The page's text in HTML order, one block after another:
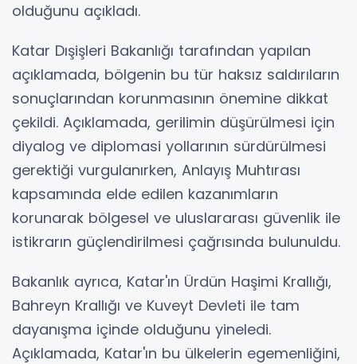
olduğunu açıkladı.
Katar Dışişleri Bakanlığı tarafından yapılan
açıklamada, bölgenin bu tür haksız saldırıların
sonuçlarından korunmasının önemine dikkat
çekildi. Açıklamada, gerilimin düşürülmesi için
diyalog ve diplomasi yollarının sürdürülmesi
gerektiği vurgulanırken, Anlayış Muhtırası
kapsamında elde edilen kazanımların
korunarak bölgesel ve uluslararası güvenlik ile
istikrarın güçlendirilmesi çağrısında bulunuldu.
Bakanlık ayrıca, Katar'ın Ürdün Haşimi Krallığı,
Bahreyn Krallığı ve Kuveyt Devleti ile tam
dayanışma içinde olduğunu yineledi.
Açıklamada, Katar'ın bu ülkelerin egemenliğini,